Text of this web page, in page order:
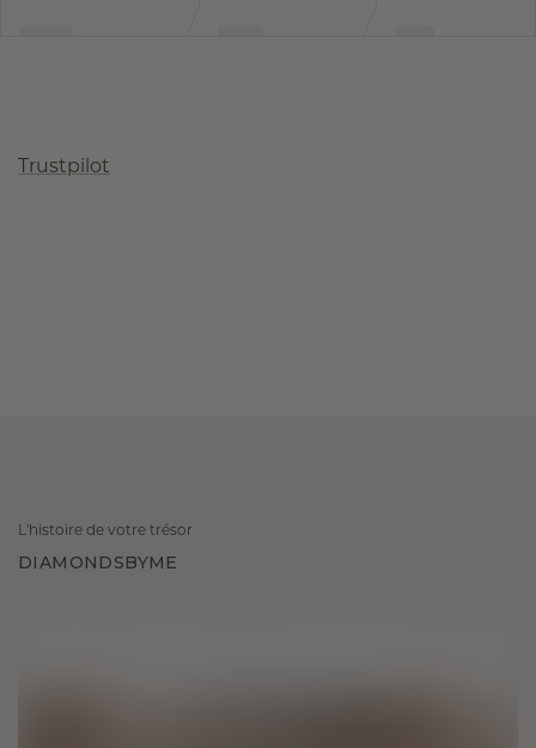
Trustpilot
L'histoire de votre trésor
DIAMONDSBYME